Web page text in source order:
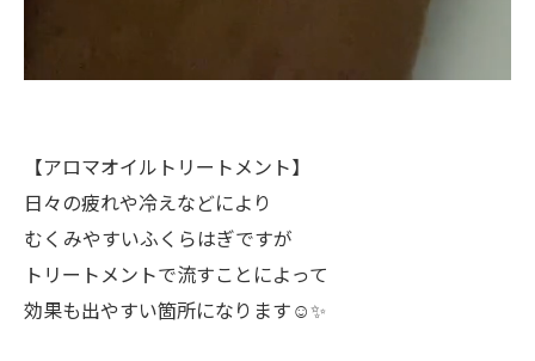
【アロマオイルトリートメント】
日々の疲れや冷えなどにより
むくみやすいふくらはぎですが
トリートメントで流すことによって
効果も出やすい箇所になります☺️✨